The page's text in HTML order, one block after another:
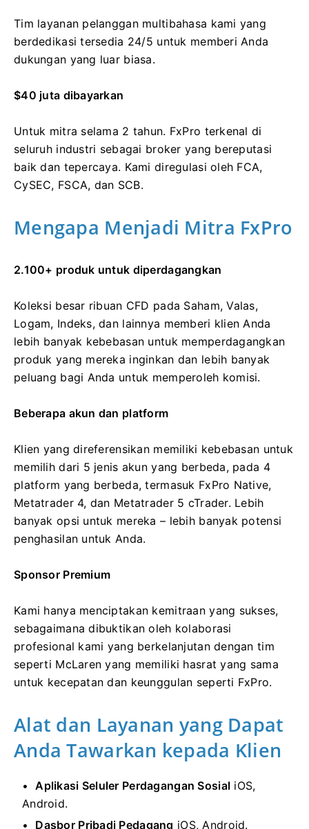
Tim layanan pelanggan multibahasa kami yang
berdedikasi tersedia 24/5 untuk memberi Anda
dukungan yang luar biasa.
$40 juta dibayarkan
Untuk mitra selama 2 tahun. FxPro terkenal di
seluruh industri sebagai broker yang bereputasi
baik dan tepercaya. Kami diregulasi oleh FCA,
CySEC, FSCA, dan SCB.
Mengapa Menjadi Mitra FxPro
2.100+ produk untuk diperdagangkan
Koleksi besar ribuan CFD pada Saham, Valas,
Logam, Indeks, dan lainnya memberi klien Anda
lebih banyak kebebasan untuk memperdagangkan
produk yang mereka inginkan dan lebih banyak
peluang bagi Anda untuk memperoleh komisi.
Beberapa akun dan platform
Klien yang direferensikan memiliki kebebasan untuk
memilih dari 5 jenis akun yang berbeda, pada 4
platform yang berbeda, termasuk FxPro Native,
Metatrader 4, dan Metatrader 5 cTrader. Lebih
banyak opsi untuk mereka – lebih banyak potensi
penghasilan untuk Anda.
Sponsor Premium
Kami hanya menciptakan kemitraan yang sukses,
sebagaimana dibuktikan oleh kolaborasi
profesional kami yang berkelanjutan dengan tim
seperti McLaren yang memiliki hasrat yang sama
untuk kecepatan dan keunggulan seperti FxPro.
Alat dan Layanan yang Dapat
Anda Tawarkan kepada Klien
Aplikasi Seluler Perdagangan Sosial iOS,
Android.
Dasbor Pribadi Pedagang iOS, Android.